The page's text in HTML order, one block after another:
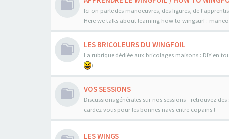
Ici on parle des manoeuvres, des figures, de
Here we talks about learning how to wingsurf :
LES BRICOLEURS DU WINGFOIL
La rubrique dédiée aux bricolages maisons : DIY en
)
VOS SESSIONS
Discussions générales sur nos sessions - retrouvez
cardez vous pour les bonnes navs entre copains !
LES WINGS